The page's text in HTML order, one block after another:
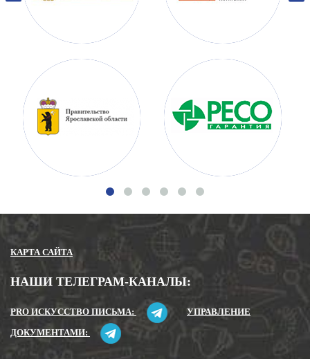
КАРТА САЙТА
НАШИ ТЕЛЕГРАМ-КАНАЛЫ:
PRO ИСКУССТВО ПИСЬМА:
УПРАВЛЕНИЕ
ДОКУМЕНТАМИ: